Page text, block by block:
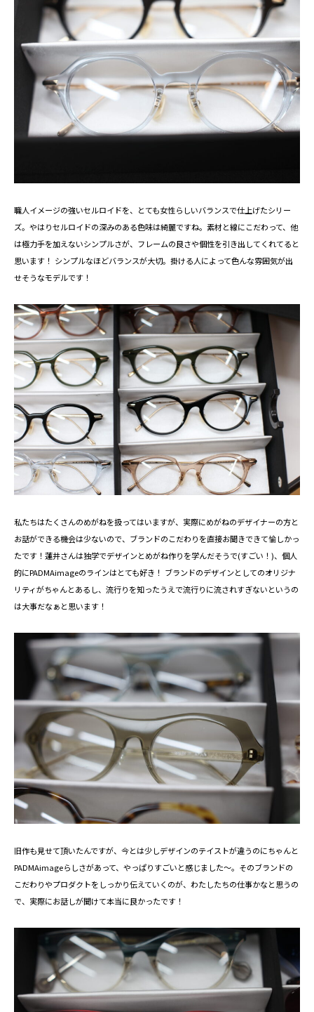
職人イメージの強いセルロイドを、とても女性らしいバランスで仕上げたシリー
ズ。やはりセルロイドの深みのある色味は綺麗ですね。素材と線にこだわって、他
は極力手を加えないシンプルさが、フレームの良さや個性を引き出してくれてると
思います！ シンプルなほどバランスが大切。掛ける人によって色んな雰囲気が出
せそうなモデルです！
私たちはたくさんのめがねを扱ってはいますが、実際にめがねのデザイナーの方と
お話ができる機会は少ないので、ブランドのこだわりを直接お聞きできて愉しかっ
たです！蓮井さんは​独学でデザインとめがね作りを学んだそうで(すごい！)、個人
的にPADMAimageのラインはとても好き！ ブランドのデザインとしてのオリジナ
リティがちゃんとあるし、流行りを知ったうえで流行りに流されすぎないというの
は大事だなぁと思います！
旧作も見せて頂いたんですが、今とは少しデザインのテイストが違うのにちゃんと
PADMAimageらしさがあって、やっぱりすごいと感じました～。そのブランドの
こだわりやプロダクトをしっかり伝えていくのが、わたしたちの仕事かなと思うの
で、実際にお話しが聞けて本当に良かったです！